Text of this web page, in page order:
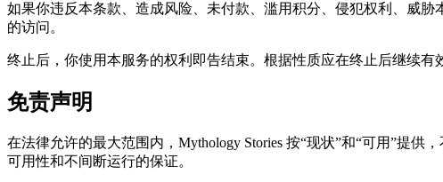
如果你违反本条款、造成风险、未付款、滥用积分、侵犯权利、威
的访问。
终止后，你使用本服务的权利即告结束。根据性质应在终止后继续
免责声明
在法律允许的最大范围内，Mythology Stories 按“现状”和“可用”提
可用性和不间断运行的保证。